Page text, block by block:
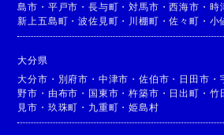
島市 ・ 平戸市 ・長与町 ・対馬市 ・西海市 ・ 時
新上五島町 ・波佐見町 ・ 川棚町 ・佐々町 ・ 小
大分県
大分市 ・ 別府市 ・ 中津市 ・佐伯市 ・ 日田市 ・
野市 ・ 由布市 ・ 国東市 ・杵築市 ・ 日出町 ・ 竹
見市 ・ 玖珠町 ・ 九重町 ・姫島村